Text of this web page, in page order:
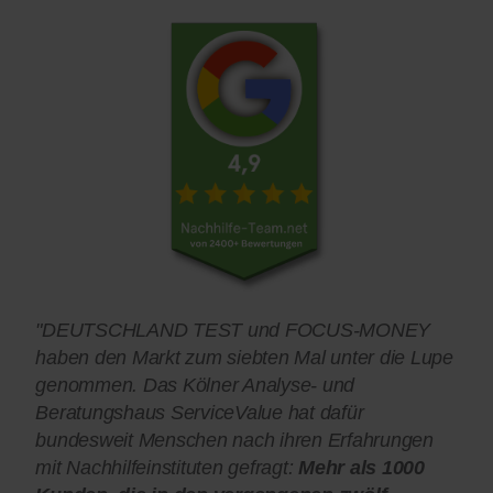
"DEUTSCHLAND TEST und FOCUS-MONEY
haben den Markt zum siebten Mal unter die Lupe
genommen. Das Kölner Analyse- und
Beratungshaus ServiceValue hat dafür
bundesweit Menschen nach ihren Erfahrungen
mit Nachhilfeinstituten gefragt: Mehr als 1000